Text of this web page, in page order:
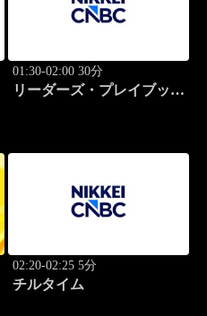
01:30-02:00 30分
リーダーズ・プレイブック
02:20-02:25 5分
チルタイム